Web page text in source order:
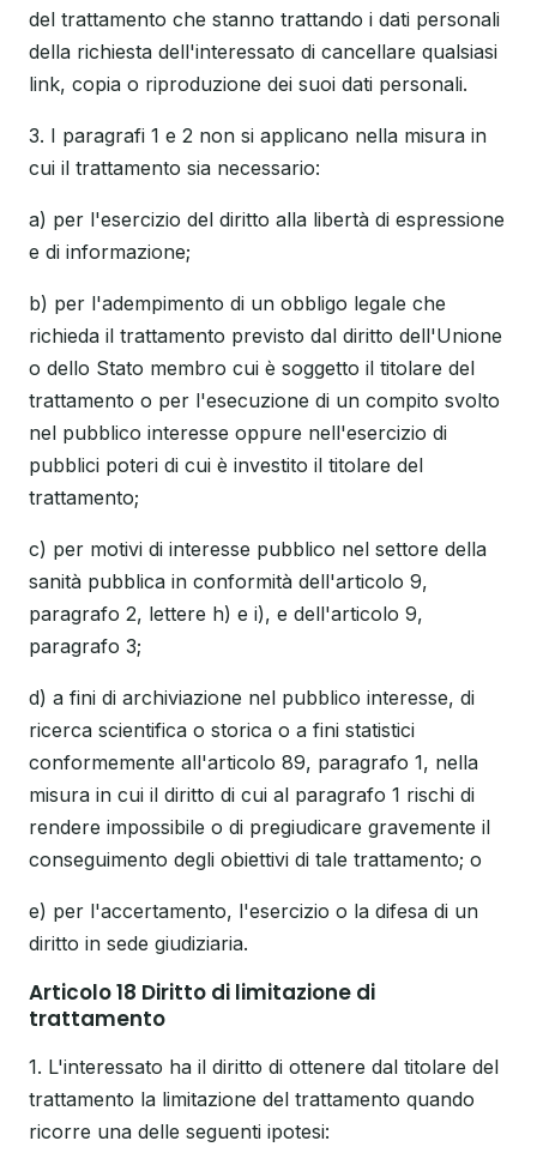
del trattamento che stanno trattando i dati personali
della richiesta dell'interessato di cancellare qualsiasi
link, copia o riproduzione dei suoi dati personali.
3. I paragrafi 1 e 2 non si applicano nella misura in
cui il trattamento sia necessario:
a) per l'esercizio del diritto alla libertà di espressione
e di informazione;
b) per l'adempimento di un obbligo legale che
richieda il trattamento previsto dal diritto dell'Unione
o dello Stato membro cui è soggetto il titolare del
trattamento o per l'esecuzione di un compito svolto
nel pubblico interesse oppure nell'esercizio di
pubblici poteri di cui è investito il titolare del
trattamento;
c) per motivi di interesse pubblico nel settore della
sanità pubblica in conformità dell'articolo 9,
paragrafo 2, lettere h) e i), e dell'articolo 9,
paragrafo 3;
d) a fini di archiviazione nel pubblico interesse, di
ricerca scientifica o storica o a fini statistici
conformemente all'articolo 89, paragrafo 1, nella
misura in cui il diritto di cui al paragrafo 1 rischi di
rendere impossibile o di pregiudicare gravemente il
conseguimento degli obiettivi di tale trattamento; o
e) per l'accertamento, l'esercizio o la difesa di un
diritto in sede giudiziaria.
Articolo 18 Diritto di limitazione di
trattamento
1. L'interessato ha il diritto di ottenere dal titolare del
trattamento la limitazione del trattamento quando
ricorre una delle seguenti ipotesi: